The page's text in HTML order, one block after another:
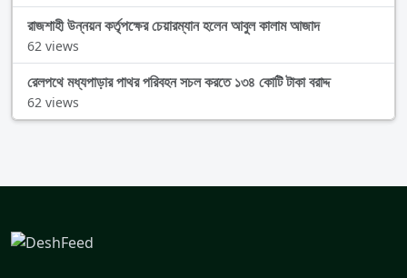
রাজশাহী উন্নয়ন কর্তৃপক্ষের চেয়ারম্যান হলেন আবুল কালাম আজাদ
62 views
রেলপথে মধ্যপাড়ার পাথর পরিবহন সচল করতে ১৩৪ কোটি টাকা বরাদ্দ
62 views